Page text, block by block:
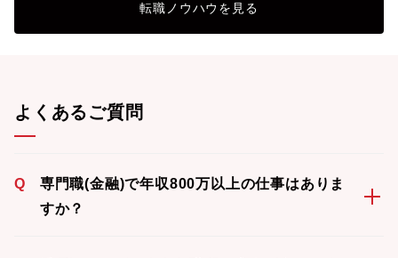
転職ノウハウを見る
よくあるご質問
Q
専門職(金融)で年収800万以上の仕事はありま
すか？